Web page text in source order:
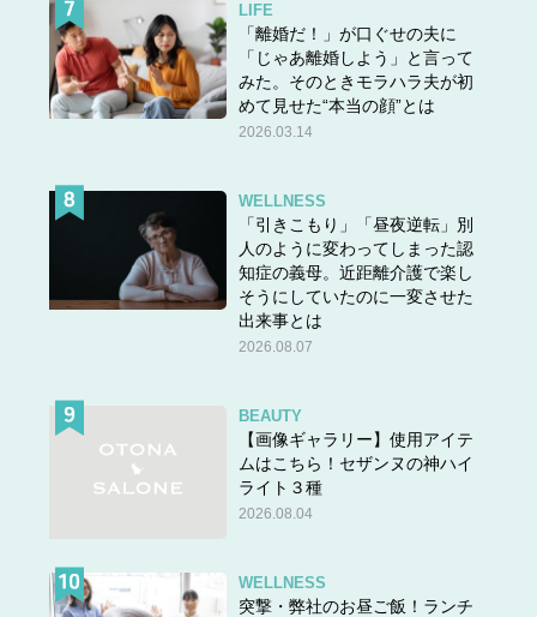
LIFE
「離婚だ！」が口ぐせの夫に
「じゃあ離婚しよう」と言って
みた。そのときモラハラ夫が初
めて見せた“本当の顔”とは
2026.03.14
WELLNESS
「引きこもり」「昼夜逆転」別
人のように変わってしまった認
知症の義母。近距離介護で楽し
そうにしていたのに一変させた
出来事とは
2026.08.07
BEAUTY
【画像ギャラリー】使用アイテ
ムはこちら！セザンヌの神ハイ
ライト３種
2026.08.04
WELLNESS
突撃・弊社のお昼ご飯！ランチ